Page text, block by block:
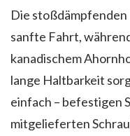
Die
sanfte Fahrt,
kanadischem
lange Haltbarkeit
einfach – befestigen
mitgelieferten